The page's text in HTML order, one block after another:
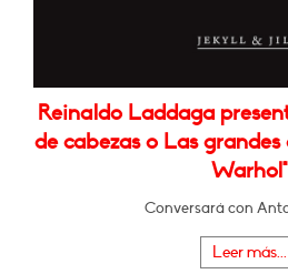
Reinaldo Laddaga
de cabezas o Las
Warhol"
Conversará con
Leer más...